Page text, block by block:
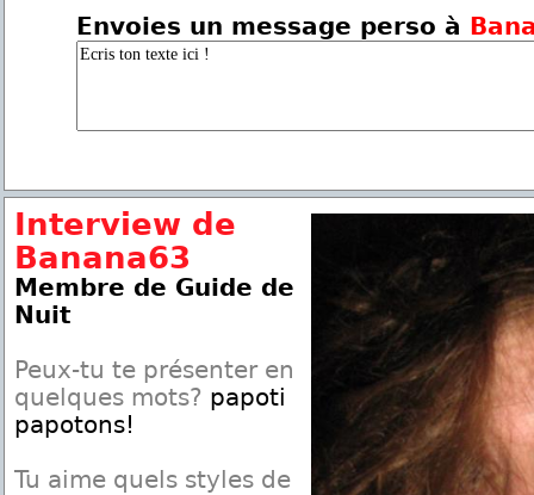
Envoies un message perso à
Interview de
Banana63
Membre de Guide de
Nuit
Peux-tu te présenter en
quelques mots? papoti
papotons!
Tu aime quels styles de